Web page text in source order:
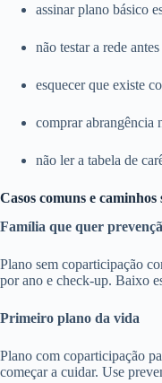
assinar plano básico
não testar a rede
esquecer que existe
comprar abrangência
não ler a tabela de
Casos comuns e caminhos
Família que quer
Plano sem coparticipação
por ano e check-up. Baixo
Primeiro plano da vida
Plano com coparticipação
começar a cuidar. Use